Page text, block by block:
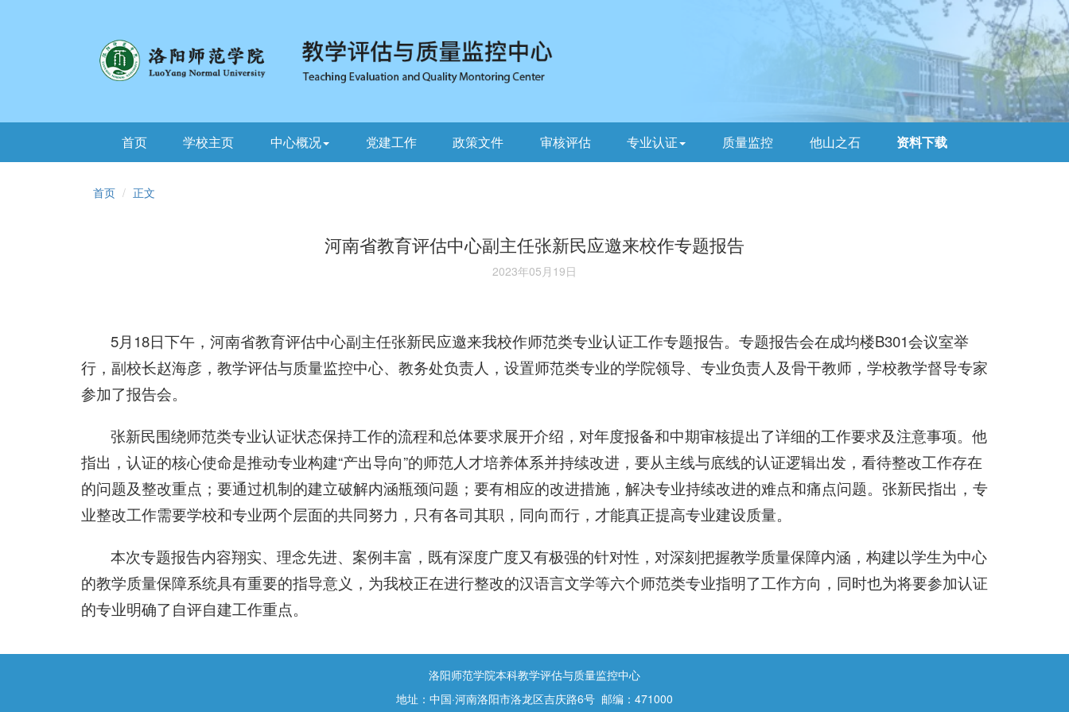
首页 学校主页 中心概况 党建工作 政策文件 审核评估 专业认证 质量监控 他山之石 资料下载
首页 正文
河南省教育评估中心副主任张新民应邀来校作专题报告
2023年05月19日
5月18日下午，河南省教育评估中心副主任张新民应邀来我校作师范类专业认证工作专题报告。专题报告会在成均楼B301会议室举
行，副校长赵海彦，教学评估与质量监控中心、教务处负责人，设置师范类专业的学院领导、专业负责人及骨干教师，学校教学督导专家
参加了报告会。
张新民围绕师范类专业认证状态保持工作的流程和总体要求展开介绍，对年度报备和中期审核提出了详细的工作要求及注意事项。他
指出，认证的核心使命是推动专业构建“产出导向”的师范人才培养体系并持续改进，要从主线与底线的认证逻辑出发，看待整改工作存在
的问题及整改重点；要通过机制的建立破解内涵瓶颈问题；要有相应的改进措施，解决专业持续改进的难点和痛点问题。张新民指出，专
业整改工作需要学校和专业两个层面的共同努力，只有各司其职，同向而行，才能真正提高专业建设质量。
本次专题报告内容翔实、理念先进、案例丰富，既有深度广度又有极强的针对性，对深刻把握教学质量保障内涵，构建以学生为中心
的教学质量保障系统具有重要的指导意义，为我校正在进行整改的汉语言文学等六个师范类专业指明了工作方向，同时也为将要参加认证
的专业明确了自评自建工作重点。
洛阳师范学院本科教学评估与质量监控中心
地址：中国·河南洛阳市洛龙区吉庆路6号 邮编：471000